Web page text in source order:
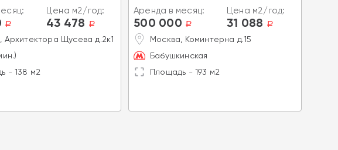
a
Цена м2/год:
43 478 a
Архитектора Щусева д.2к1
- 138 м2
Аренда в месяц:
500 000 a
Цена м2/год:
31 088 a
Москва, Коминтерна д.15
Бабушкинская
Площадь - 193 м2